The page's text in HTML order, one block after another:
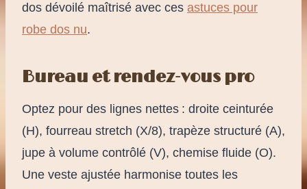
dos dévoilé maîtrisé avec ces astuces pour
robe dos nu.
Bureau et rendez-vous pro
Optez pour des lignes nettes : droite ceinturée
(H), fourreau stretch (X/8), trapèze structuré (A),
jupe à volume contrôlé (V), chemise fluide (O).
Une veste ajustée harmonise toutes les